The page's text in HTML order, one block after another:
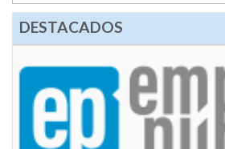
DESTACADOS